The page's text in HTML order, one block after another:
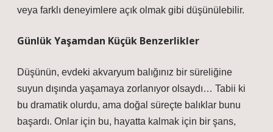
veya farklı deneyimlere açık olmak gibi düşünülebilir.
Günlük Yaşamdan Küçük Benzerlikler
Düşünün, evdeki akvaryum balığınız bir süreliğine
suyun dışında yaşamaya zorlanıyor olsaydı… Tabii ki
bu dramatik olurdu, ama doğal süreçte balıklar bunu
başardı. Onlar için bu, hayatta kalmak için bir şans,